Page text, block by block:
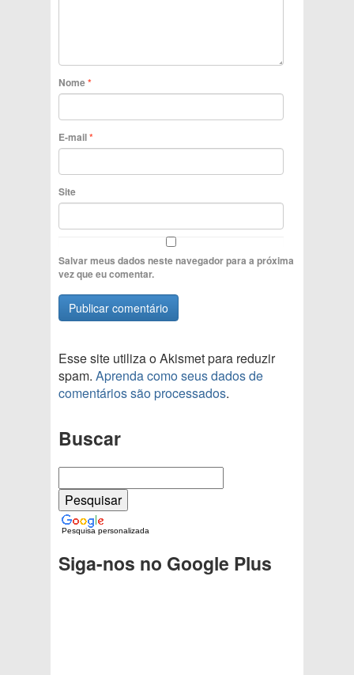
Nome*
E-mail*
Site
Salvar meus dados neste navegador para a próxima
vez que eu comentar.
Esse site utiliza o Akismet para reduzir
spam. Aprenda como seus dados de
comentários são processados.
Buscar
Pesquisa personalizada
Siga-nos no Google Plus